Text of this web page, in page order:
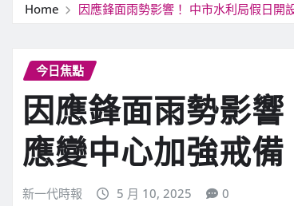
Home 因應鋒面雨勢影響！ 中市水利局假日開
今日焦點
因應鋒面雨勢影
應變中心加強戒備
新一代時報 5 月 10, 2025 0